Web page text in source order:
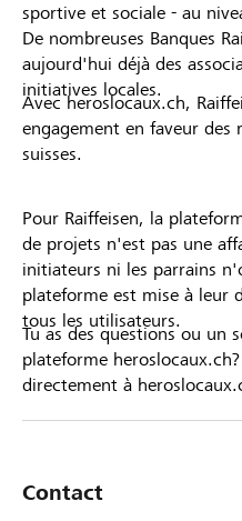
sportive et sociale - au
De nombreuses Banques
aujourd'hui déjà des
initiatives locales.
Avec heroslocaux.ch,
engagement en faveur des
suisses.
Pour Raiffeisen, la
de projets n'est pas une
initiateurs ni les parrains
plateforme est mise à leur
tous les utilisateurs.
Tu as des questions ou un
plateforme
directement à
Contact